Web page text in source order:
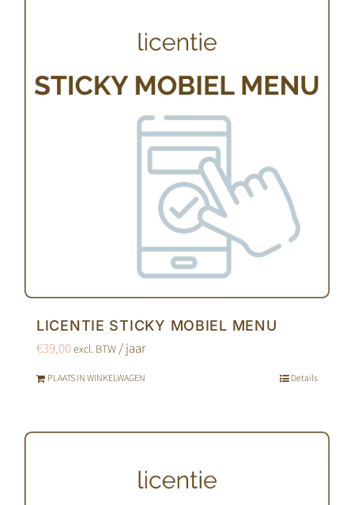
LICENTIE STICKY MOBIEL MENU
€39,00excl. BTW/ jaar
PLAATS IN WINKELWAGEN Details